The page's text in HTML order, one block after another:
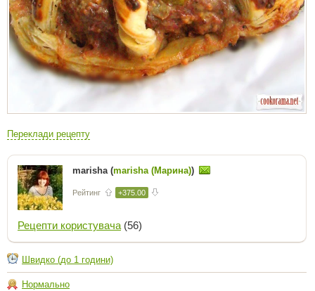
Переклади рецепту
marisha (marisha (Марина))
Рейтинг +375.00
Рецепти користувача (56)
Швидко (до 1 години)
Нормально